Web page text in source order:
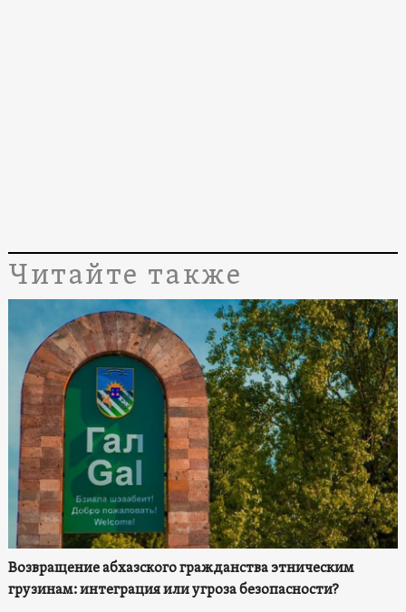
Читайте также
Возвращение абхазского гражданства этническим
грузинам: интеграция или угроза безопасности?